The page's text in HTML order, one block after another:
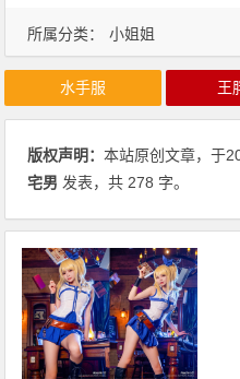
所属分类： 小姐姐
水手服 王
版权声明：本站原创文章，于
宅男 发表，共 278 字。